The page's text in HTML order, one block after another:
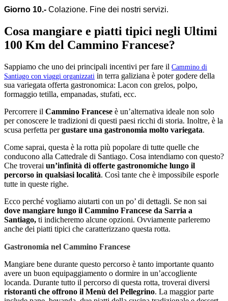
Giorno 10.- Colazione. Fine dei nostri servizi.
Cosa mangiare e piatti tipici negli Ultimi
100 Km del Cammino Francese?
Sappiamo che uno dei principali incentivi per fare il Cammino di
Santiago con viaggi organizzati in terra galiziana è poter godere della
sua variegata offerta gastronomica: Lacon con grelos, polpo,
formaggio tetilla, empanadas, stufati, ecc.
Percorrere il Cammino Francese è un’alternativa ideale non solo
per conoscere le tradizioni di questi paesi ricchi di storia. Inoltre, è la
scusa perfetta pergustare una gastronomia molto variegata.
Come saprai, questa è la rotta più popolare di tutte quelle che
conducono alla Cattedrale di Santiago. Cosa intendiamo con questo?
Che troverai un’infinità di offerte gastronomiche lungo il
percorso in qualsiasi località. Così tante che è impossibile esporle
tutte in queste righe.
Ecco perché vogliamo aiutarti con un po’ di dettagli. Se non sai
dove mangiare lungo il Cammino Francese da Sarria a
Santiago, ti indicheremo alcune opzioni. Ovviamente parleremo
anche dei piatti tipici che caratterizzano questa rotta.
Gastronomia nel Cammino Francese
Mangiare bene durante questo percorso è tanto importante quanto
avere un buon equipaggiamento o dormire in un’accogliente
locanda. Durante tutto il percorso di questa rotta, troverai diversi
ristoranti che offrono il Menù del Pellegrino. La maggior parte